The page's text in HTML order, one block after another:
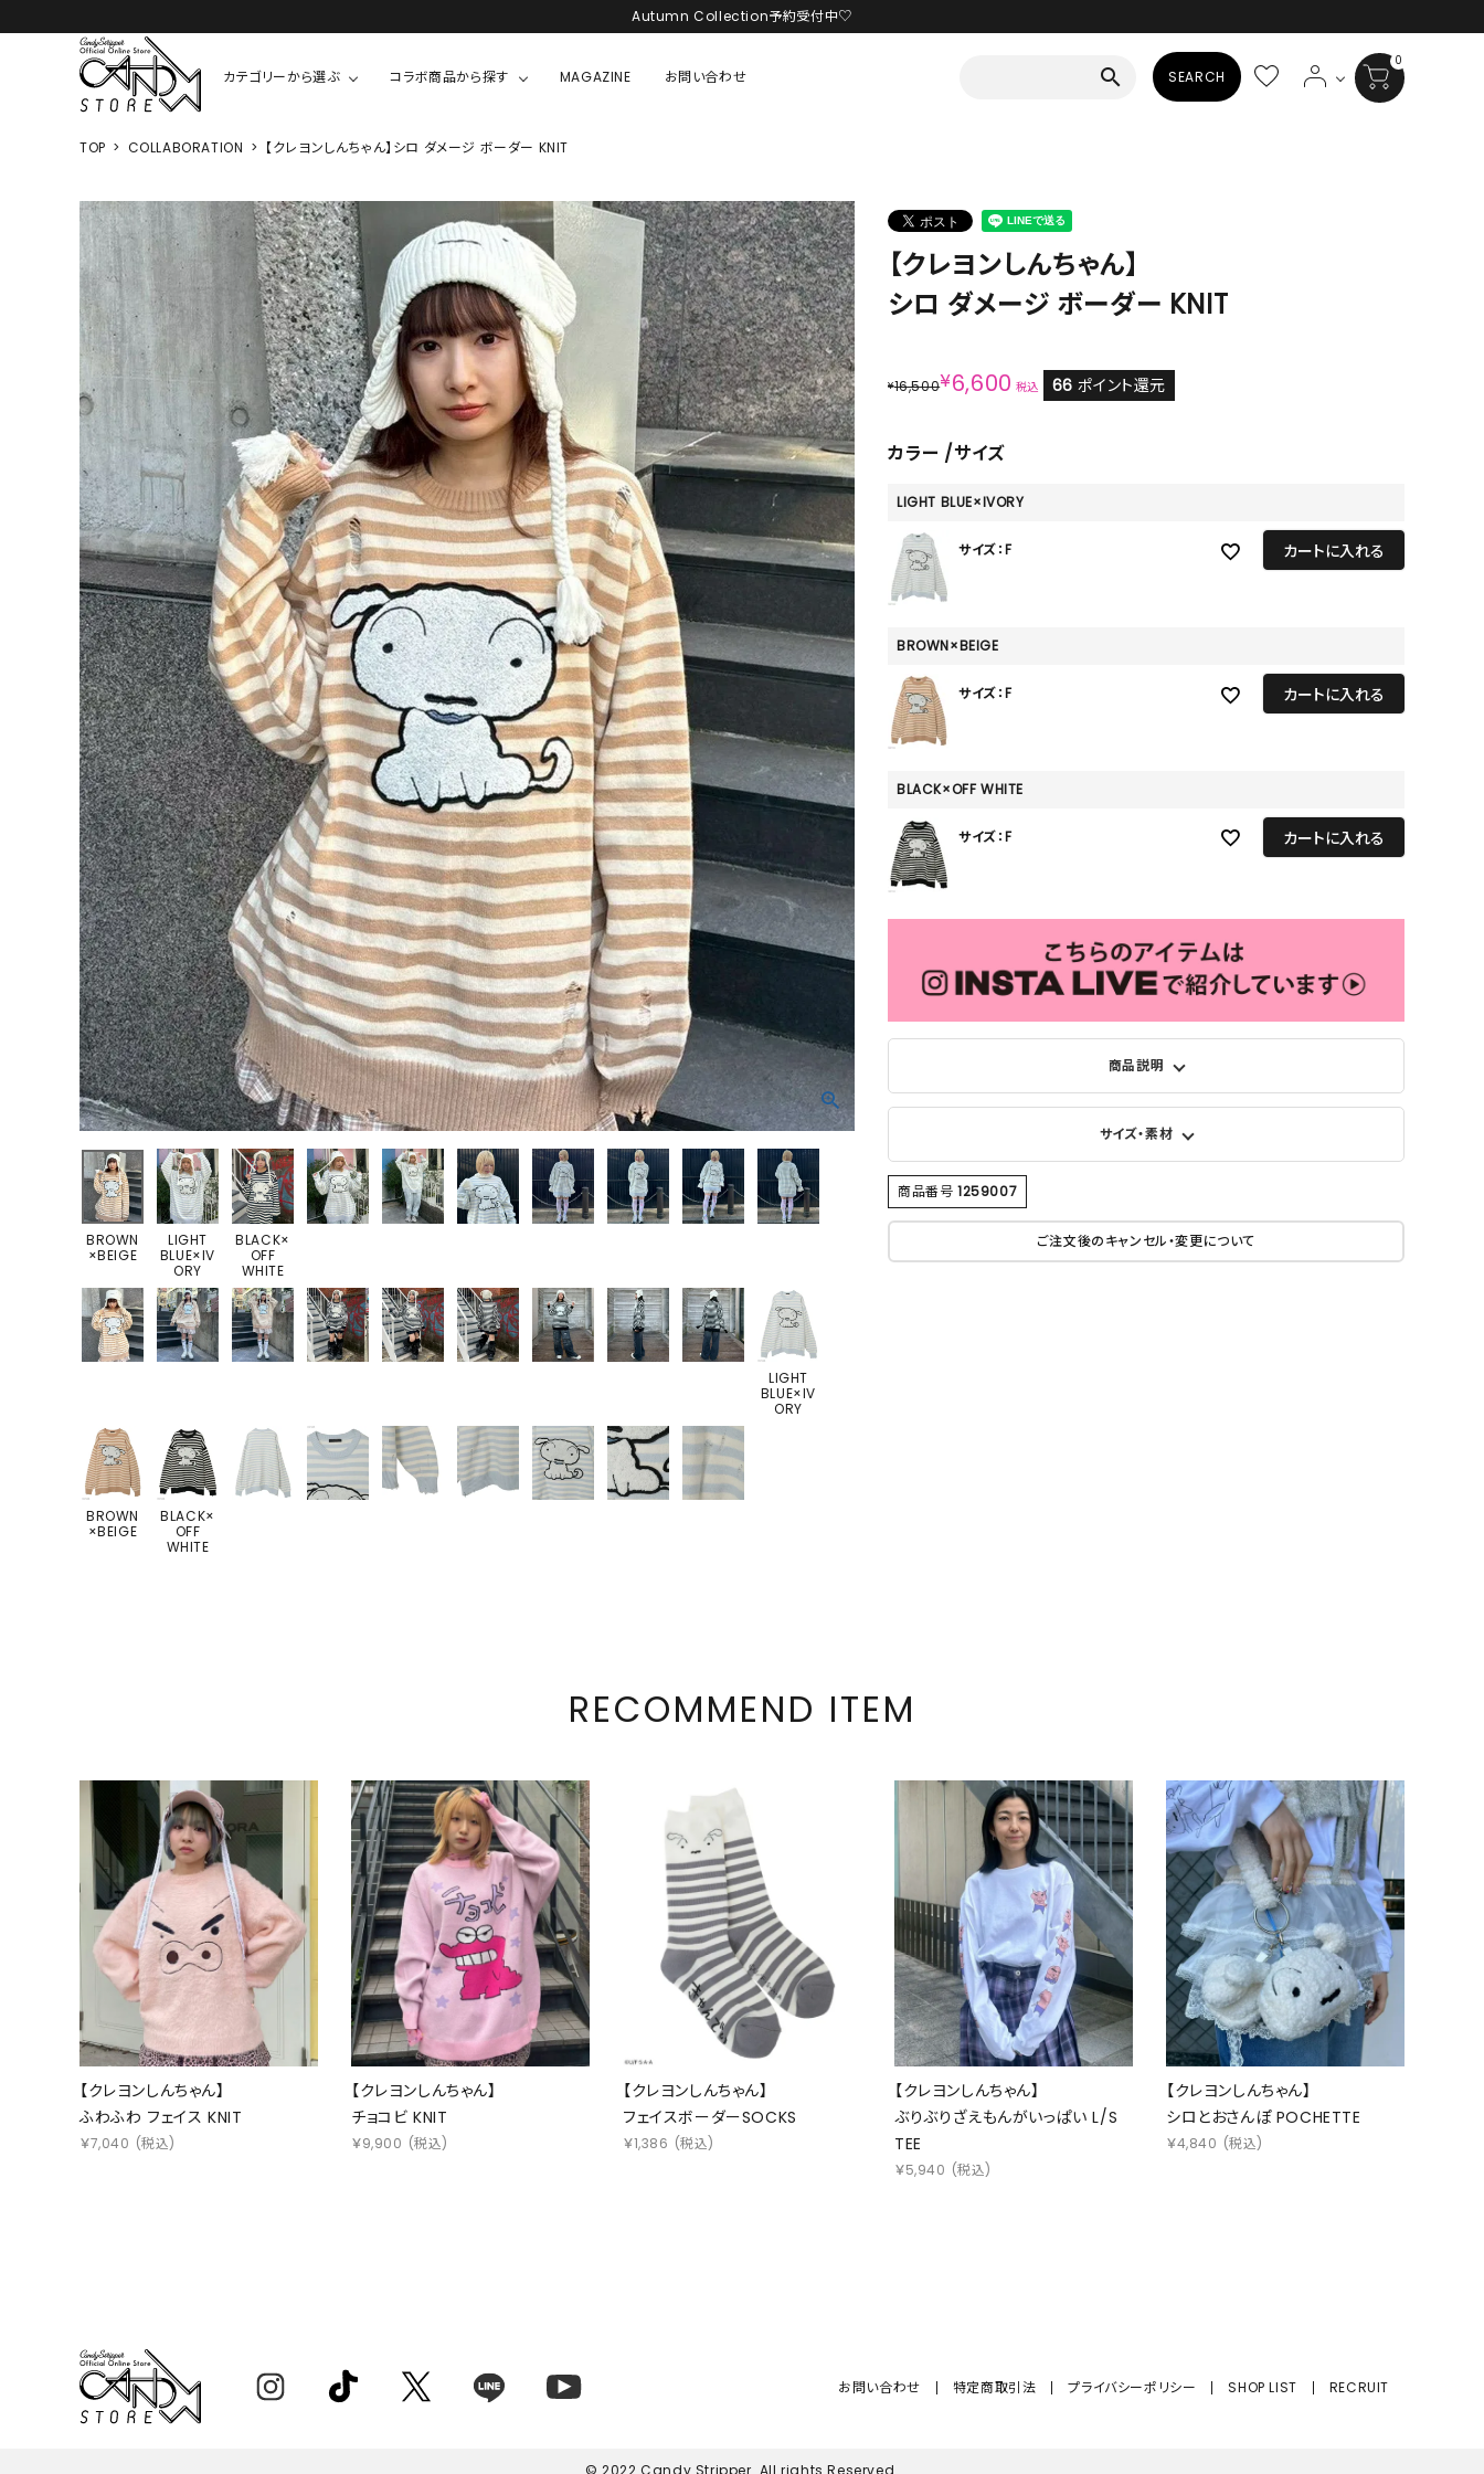
Autumn Collection予約受付中♡
新規会員登録で1,000円分のポイントプレゼント！
カテゴリーから選ぶ
ALL
T-SHIRT
CUTSEW
SWEAT
KNIT
CARDIGAN
OTHER
SHIRT
BLOUSES
ALL
JACKET
OUTER
ONE PIECE
ALL
ONE PIECE
JUMPER SKIRT
PANTS
ALL
PANTS
DENIM
SHORT PANTS
SALOPETTE
SKIRT
ALL
PEPE
ALL
SALE
ALL
ALL
コラボ商品から探す
COOKIE BOY ニャニィニュニェニョン
はぴだんぶい
チャーミーキティ Hohokam DINER
ウサハナ シナモロール
クレヨンしんちゃん MIKIOSAKABE・THREE TREASURES
HELLO KITTY ダンダダン
MAGAZINE お問い合わせ search SEARCH
0
TOP COLLABORATION 【クレヨンしんちゃん】シロ ダメージ ボーダー KNIT
BROWN
×BEIGE
LIGHT
BLUE×IV
ORY
BLACK×
OFF
WHITE
LIGHT
BLUE×IV
ORY
BROWN
×BEIGE
BLACK×
OFF
WHITE
【クレヨンしんちゃん】
シロ ダメージ ボーダー KNIT
¥16,500¥6,600 税込 66 ポイント還元
カラー サイズ
LIGHT BLUE×IVORY
サイズ：F カートに入れる
BROWN×BEIGE
サイズ：F カートに入れる
BLACK×OFF WHITE
サイズ：F カートに入れる
商品説明
サイズ・素材
商品番号 1259007
ご注文後のキャンセル・変更について
RECOMMEND ITEM
【クレヨンしんちゃん】
ふわふわ フェイス KNIT
￥7,040 (税込)
【クレヨンしんちゃん】
チョコビ KNIT
￥9,900 (税込)
【クレヨンしんちゃん】
フェイスボーダーSOCKS
￥1,386 (税込)
【クレヨンしんちゃん】
ぶりぶりざえもんがいっぱい L/S
TEE
￥5,940 (税込)
【クレヨンしんちゃん】
シロとおさんぽ POCHETTE
￥4,840 (税込)
お問い合わせ 特定商取引法 プライバシーポリシー SHOP LIST RECRUIT